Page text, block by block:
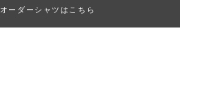
オーダーシャツはこちら